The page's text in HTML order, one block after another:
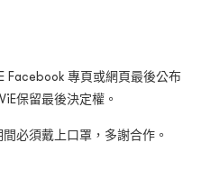
Facebook 專頁或網頁最後公布
保留最後決定權。
必須戴上口罩，多謝合作。